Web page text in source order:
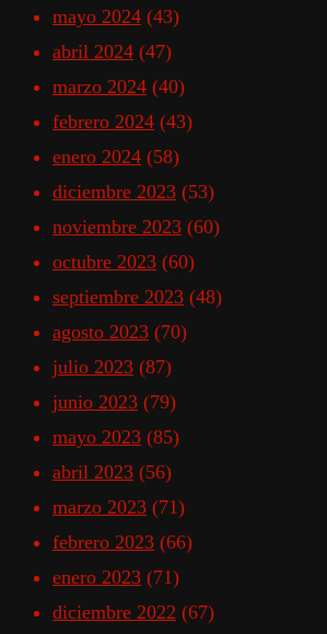
mayo 2024 (43)
abril 2024 (47)
marzo 2024 (40)
febrero 2024 (43)
enero 2024 (58)
diciembre 2023 (53)
noviembre 2023 (60)
octubre 2023 (60)
septiembre 2023 (48)
agosto 2023 (70)
julio 2023 (87)
junio 2023 (79)
mayo 2023 (85)
abril 2023 (56)
marzo 2023 (71)
febrero 2023 (66)
enero 2023 (71)
diciembre 2022 (67)